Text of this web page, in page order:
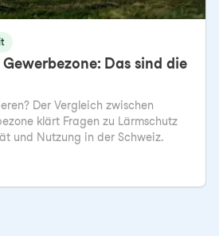
Gewerbezone: Das sind die
Der Vergleich zwischen
klärt Fragen zu Lärmschutz
und Nutzung in der Schweiz.